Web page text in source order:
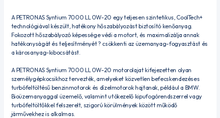
A PETRONAS Syntium 7000 LL 0W-20 egy teljesen szintetikus, CoolTech+
technológiával készült, hatékony hőszabályozást biztosító kenőanyag.
Fokozott hőszabályozó képessége védi a motort, és maximalizálja annak
hatékonyságát és teljesítményét ? csökkenti az üzemanyag-fogyasztást és
a károsanyag-kibocsátást.
A PETRONAS Syntium 7000 LL 0W-20 motorolajat kifejezetten olyan
személygépkocsikhoz tervezték, amelyeket közvetlen befecskendezéses
turbófeltöltésű benzinmotorok és dízelmotorok hajtanak, például a BMW.
Bioüzemanyaggal üzemelő, valamint utókezelő kipufogórendszerrel vagy
turbófeltöltőkkel felszerelt, szigorú körülmények között működő
járművekhez is alkalmas.